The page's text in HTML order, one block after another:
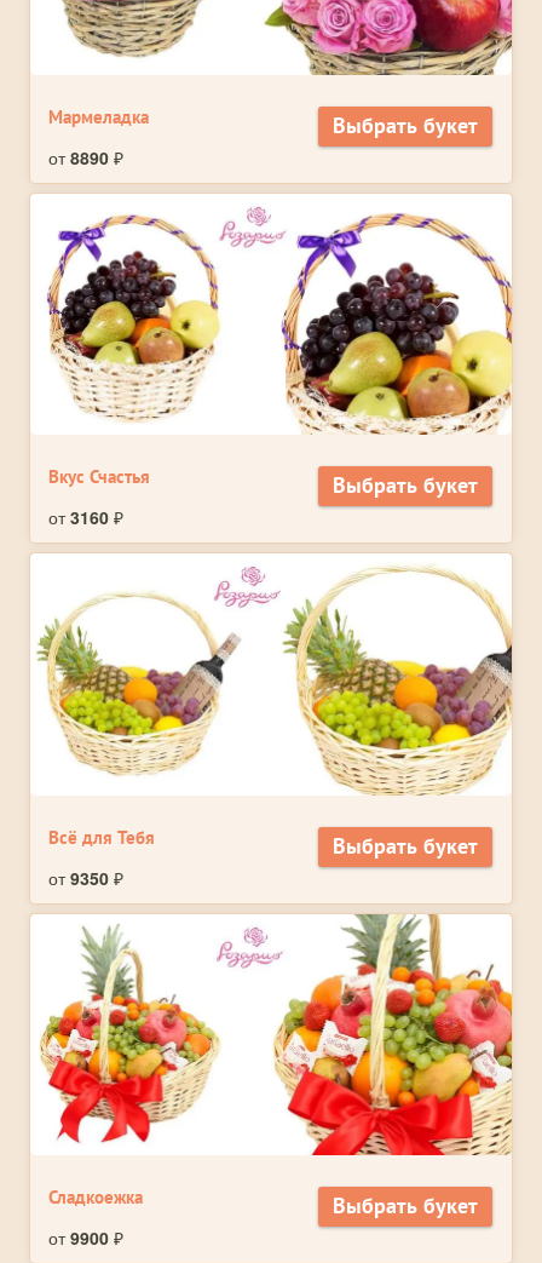
Мармеладка
от8890 ₽
Выбрать букет
Вкус Счастья
от3160 ₽
Выбрать букет
Всё для Тебя
от9350 ₽
Выбрать букет
Сладкоежка
от9900 ₽
Выбрать букет